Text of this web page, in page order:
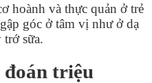
hoành và thực quản ở trẻ
góc ở tâm vị như ở dạ
trớ sữa.
đoán triệu